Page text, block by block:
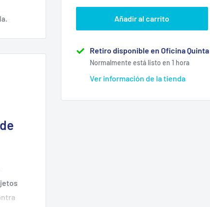
Añadir al carrito
Retiro disponible en Oficina
Normalmente está listo en 1 hora
Ver información de la tienda